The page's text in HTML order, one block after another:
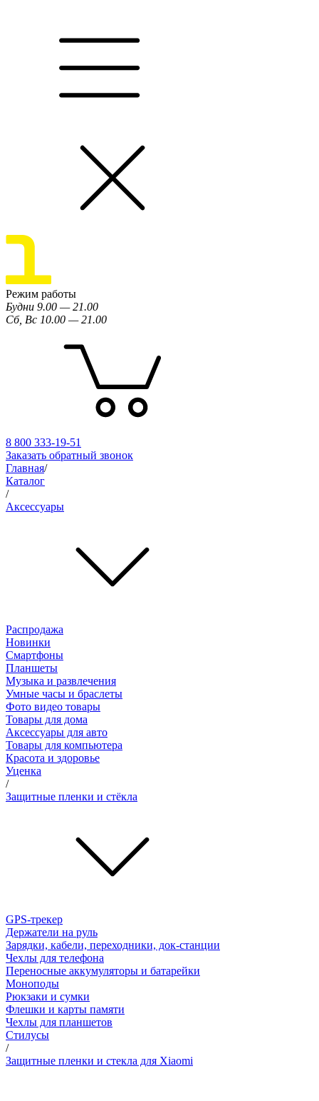
Режим работы
Будни 9.00 — 21.00
Сб, Вс 10.00 — 21.00
8 800 333-19-51
Заказать обратный звонок
Главная/
Каталог
/
Аксессуары
Распродажа
Новинки
Смартфоны
Планшеты
Музыка и развлечения
Умные часы и браслеты
Фото видео товары
Товары для дома
Аксессуары для авто
Товары для компьютера
Красота и здоровье
Уценка
/
Защитные пленки и стёкла
GPS-трекер
Держатели на руль
Зарядки, кабели, переходники, док-станции
Чехлы для телефона
Переносные аккумуляторы и батарейки
Моноподы
Рюкзаки и сумки
Флешки и карты памяти
Чехлы для планшетов
Стилусы
/
Защитные пленки и стекла для Xiaomi